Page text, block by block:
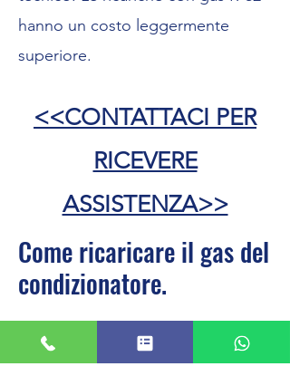
hanno un costo leggermente
superiore.
<<CONTATTACI PER
RICEVERE
ASSISTENZA>>
Come ricaricare il gas del
condizionatore.
A questo punto la cosa